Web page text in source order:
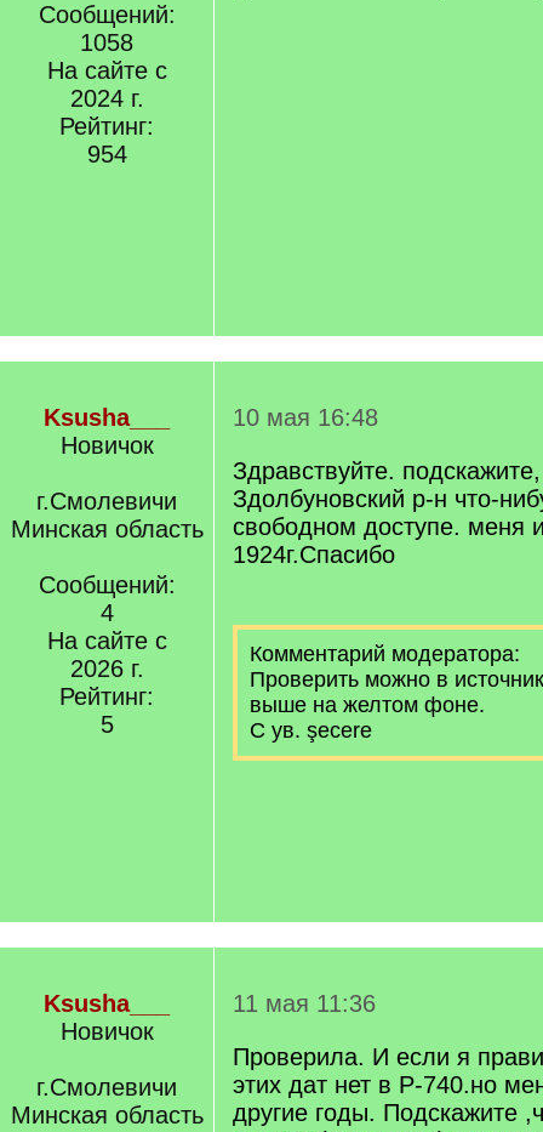
Сообщений:
1058
На сайте с
2024 г.
Рейтинг:
954
Ksusha___
Новичок
г.Смолевичи
Минская область
Сообщений:
4
На сайте с
2026 г.
Рейтинг:
5
10 мая 16:48
Здравствуйте.
Здолбуновский р-н что-
свободном доступе. меня
1924г.Спасибо
Комментарий модератора:
Проверить можно в
выше на желтом фоне.
С ув. şecere
Ksusha___
Новичок
г.Смолевичи
Минская область
11 мая 11:36
Проверила. И если я
этих дат нет в Р-740.но
другие годы. Подскажите